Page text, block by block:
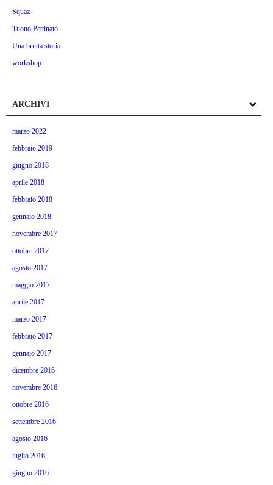
Squaz
Tuono Pettinato
Una brutta storia
workshop
ARCHIVI
marzo 2022
febbraio 2019
giugno 2018
aprile 2018
febbraio 2018
gennaio 2018
novembre 2017
ottobre 2017
agosto 2017
maggio 2017
aprile 2017
marzo 2017
febbraio 2017
gennaio 2017
dicembre 2016
novembre 2016
ottobre 2016
settembre 2016
agosto 2016
luglio 2016
giugno 2016